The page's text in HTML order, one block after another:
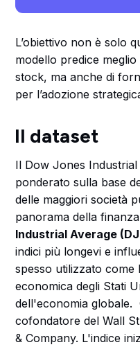
L’obiettivo non è solo
modello predice
stock, ma anche di
per l’adozione
Il dataset
Il Dow Jones
ponderato sulla base
delle maggiori società
panorama della
Industrial Average
indici più longevi e
spesso utilizzato
economica degli Stati
dell'economia globale.
cofondatore del Wall
& Company. L'indice